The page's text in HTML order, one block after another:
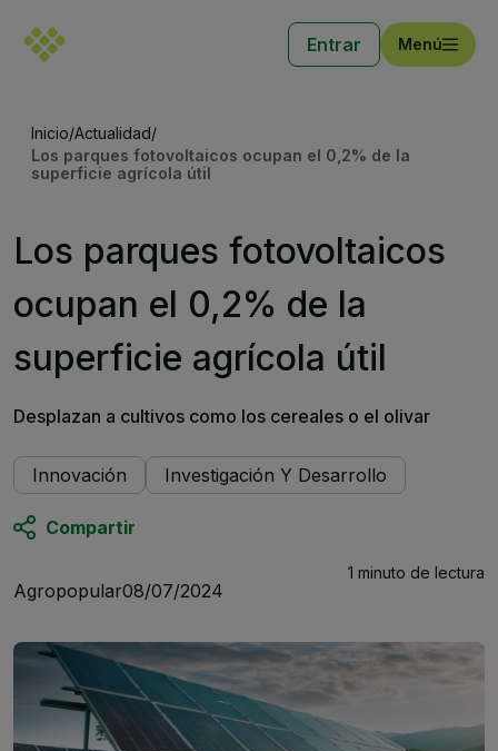
Entrar Menú
Inicio/Actualidad/
Los parques fotovoltaicos ocupan el 0,2% de la
superficie agrícola útil
Los parques fotovoltaicos
ocupan el 0,2% de la
superficie agrícola útil
Desplazan a cultivos como los cereales o el olivar
Innovación Investigación Y Desarrollo
Compartir
Agropopular08/07/2024
1 minuto de lectura